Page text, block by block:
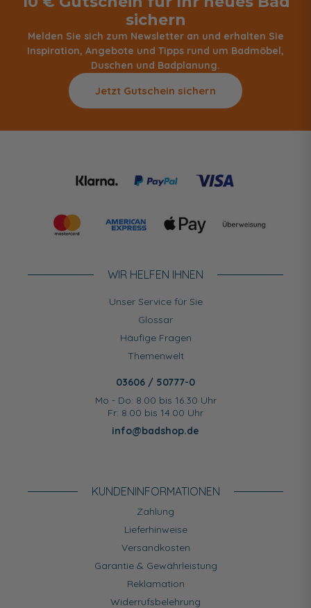
sichern
Melden Sie sich zum Newsletter an und erhalten Sie
Inspiration, Angebote und Tipps rund um Badmöbel,
Duschen und Badplanung.
Jetzt Gutschein sichern
WIR HELFEN IHNEN
Unser Service für Sie
Glossar
Häufige Fragen
Themenwelt
03606 / 50777-0
Mo - Do: 8.00 bis 16.30 Uhr
Fr: 8.00 bis 14.00 Uhr
info@badshop.de
KUNDEN­INFORMATIONEN
Zahlung
Lieferhinweise
Versandkosten
Garantie & Gewährleistung
Reklamation
Widerrufsbelehrung